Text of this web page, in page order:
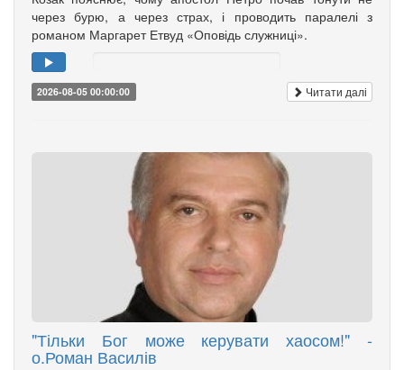
через бурю, а через страх, і проводить паралелі з
романом Маргарет Етвуд «Оповідь служниці».
2026-08-05 00:00:00 Читати далі
"Тільки Бог може керувати хаосом!" -
о.Роман Василів